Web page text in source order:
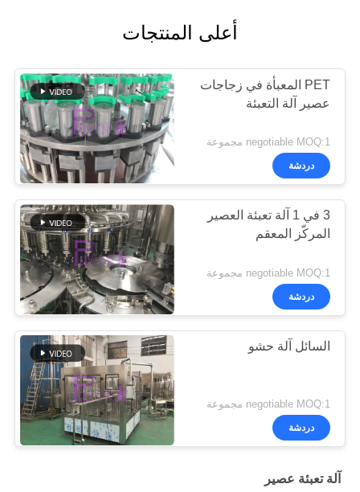
أعلى المنتجات
PET المعبأة في زجاجات
عصير آلة التعبئة
negotiable MOQ:1 مجموعة
دردشة
3 في 1 آلة تعبئة العصير
المركّز المعقم
negotiable MOQ:1 مجموعة
دردشة
السائل آلة حشو
negotiable MOQ:1 مجموعة
دردشة
آلة تعبئة عصير